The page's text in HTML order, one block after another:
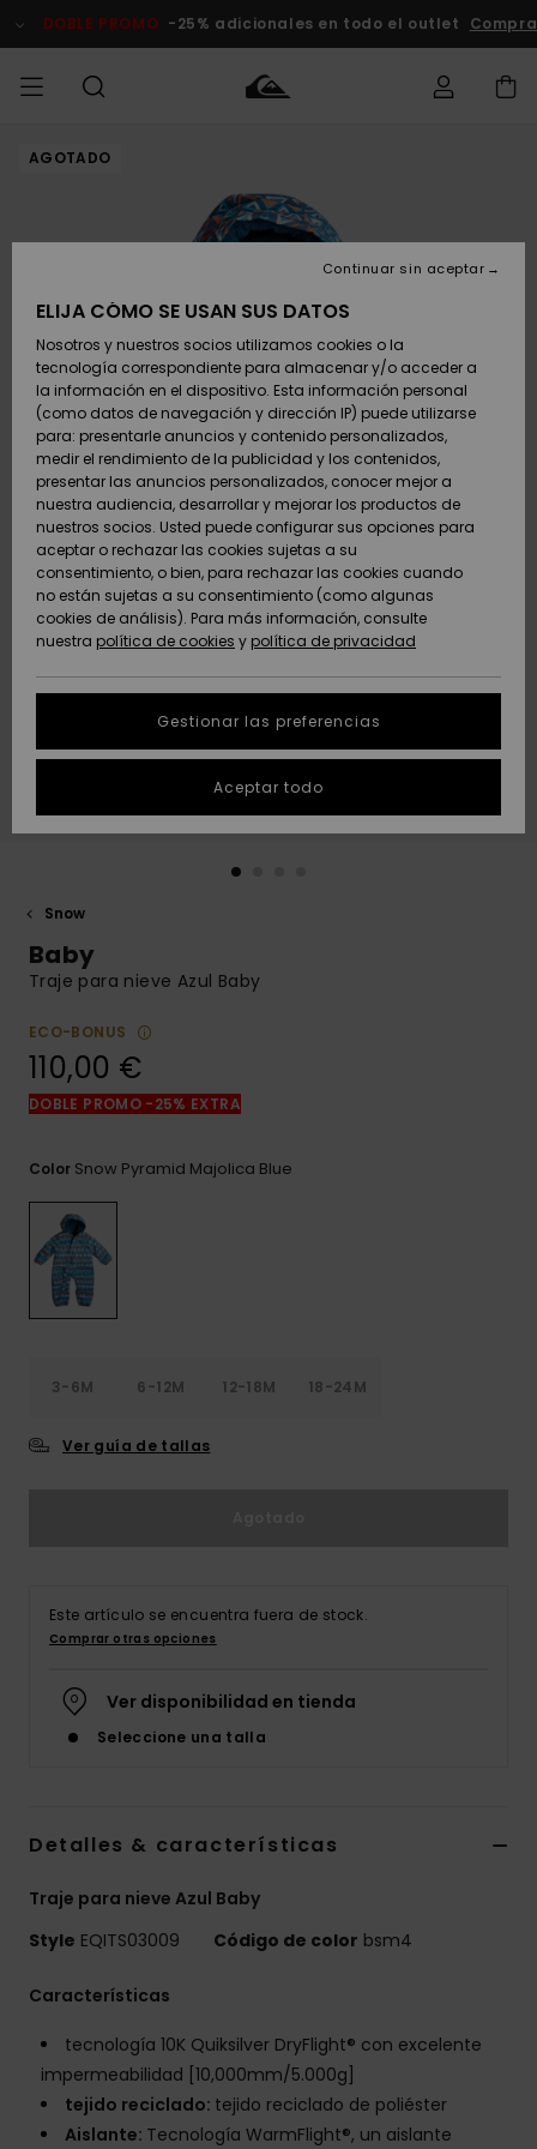
del
DOBLE PROMO -25% adicionales en todo el outlet Comprar
HOMBRE
Zapatos y
chanclas
Surf
Snow
Novedades
Destacados
Zapatos y
chanclas
Surf
Snow
Novedades
Destacados
Destacados
Snow
SURF
Hombre
Highlights
Comunidad
SNOW
Snow
Hombre
Snow Niños
Tienda
Snow Mujer
Destacados
Comunidad
DOBLE
PROMO
Hombre
Outlet
Mujer
AYUDA &
CONTACTO
Envio
Devoluciones
Pago
Tarjeta de
regalo
Quiksilver
Freedom
Protección de
datos
personales
Inicia una
conversación
más rápida a
Encuentra
accede a
contacto.
SOSTENIBILIDAD
AGOTADO
Snow
Baby
Traje para nieve Azul Baby
ECO-BONUS
110,00 €
DOBLE PROMO -25% EXTRA
Color Snow Pyramid Majolica Blue
3-6M 6-12M 12-18M 18-24M
Ver guía de tallas
Este artículo se encuentra fuera de stock.
Comprar otras opciones
Ver disponibilidad en tienda
Seleccione una talla
Detalles & características
Traje para nieve Azul Baby
Style EQITS03009 Código de color bsm4
Características
tecnología 10K Quiksilver DryFlight® con excelente
impermeabilidad [10,000mm/5.000g]
tejido reciclado: tejido reciclado de poliéster
Aislante: Tecnología WarmFlight®, un aislante
ELIJA CÓMO SE USAN SUS DATOS
Nosotros y nuestros socios utilizamos cookies o la
tecnología correspondiente para almacenar y/o acceder a
la información en el dispositivo. Esta información personal
(como datos de navegación y dirección IP) puede utilizarse
para: presentarle anuncios y contenido personalizados,
medir el rendimiento de la publicidad y los contenidos,
presentar las anuncios personalizados, conocer mejor a
nuestra audiencia, desarrollar y mejorar los productos de
nuestros socios. Usted puede configurar sus opciones para
aceptar o rechazar las cookies sujetas a su
consentimiento, o bien, para rechazar las cookies cuando
no están sujetas a su consentimiento (como algunas
cookies de análisis). Para más información, consulte
nuestra política de cookies y política de privacidad
Gestionar las preferencias
Continuar sin aceptar
Aceptar todo